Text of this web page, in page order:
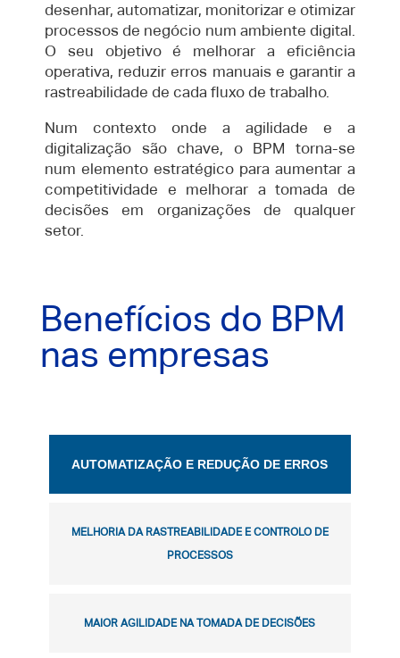
desenhar, automatizar, monitorizar e otimizar
processos de negócio num ambiente digital.
O seu objetivo é melhorar a eficiência
operativa, reduzir erros manuais e garantir a
rastreabilidade de cada fluxo de trabalho.
Num contexto onde a agilidade e a
digitalização são chave, o BPM torna-se
num elemento estratégico para aumentar a
competitividade e melhorar a tomada de
decisões em organizações de qualquer
setor.
Benefícios do BPM
nas empresas
AUTOMATIZAÇÃO E REDUÇÃO DE ERROS
MELHORIA DA RASTREABILIDADE E CONTROLO DE
PROCESSOS
MAIOR AGILIDADE NA TOMADA DE DECISÕES